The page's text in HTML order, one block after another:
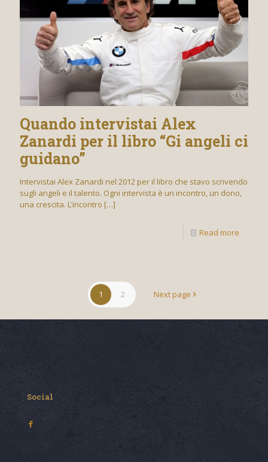
Quando intervistai Alex
Zanardi per il libro “Gi angeli ci
guidano”
Intervistai Alex Zanardi nel 2012 per il libro che stavo scrivendo
sugli angeli e il talento. Ogni intervista è un incontro, un dono,
una crescita. L’incontro […]
Read more
1 2 Next page
Social